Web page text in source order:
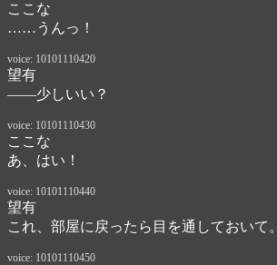
ここな
……うんっ！
voice: 10101110420
望有
――少しいい？
voice: 10101110430
ここな
あ、はい！
voice: 10101110440
望有
これ、部屋に戻ったら目を通しておいて。
voice: 10101110450